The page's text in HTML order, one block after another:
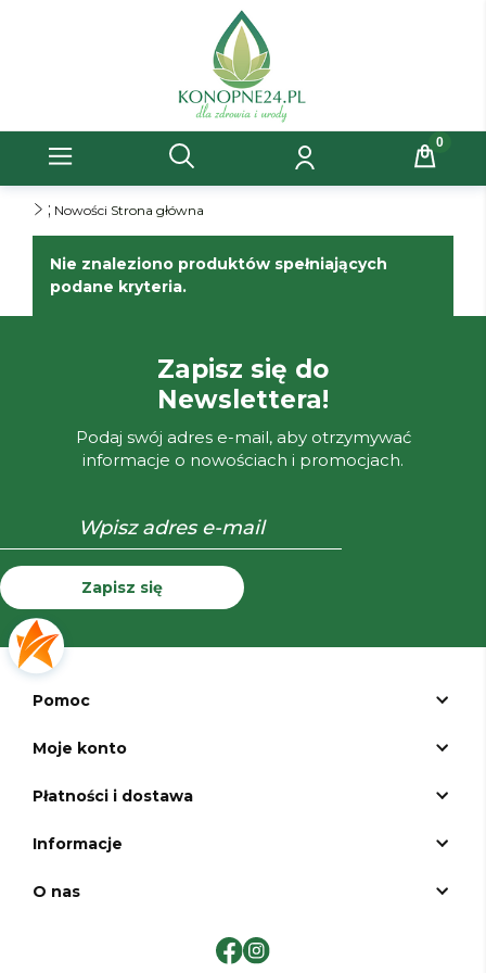
; Nowości Strona główna
Nie znaleziono produktów spełniających
podane kryteria.
Zapisz się do
Newslettera!
Podaj swój adres e-mail, aby otrzymywać
informacje o nowościach i promocjach.
Zapisz się
Pomoc
Moje konto
Płatności i dostawa
Informacje
O nas